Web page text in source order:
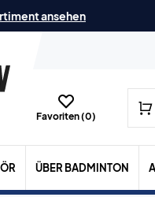
ansehen
Favoriten (0)
ÜBER BADMINTON